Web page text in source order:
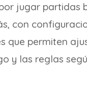
jugar partidas
con
que permiten
y las reglas